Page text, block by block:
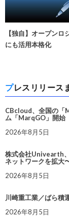
【独自】オープン
にも活用本格化
プレスリリー
CBcloud、全国の「
ム「MarqGO」開始
2026年8月5日
株式会社Univearth
ネットワークを拡大
2026年8月5日
川崎重工業／ばら積
2026年8月5日